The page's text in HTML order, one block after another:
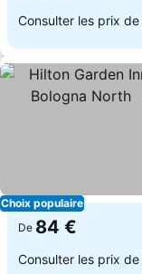
Consulter les prix de
Choix populaire
De 84 €
Consulter les prix de